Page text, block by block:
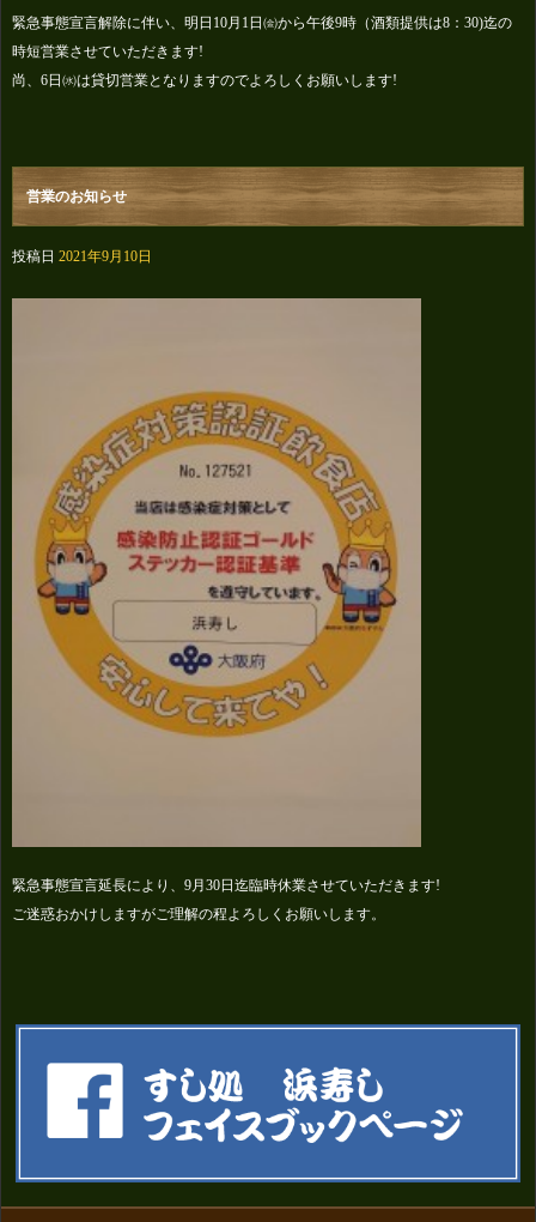
緊急事態宣言解除に伴い、明日10月1日㈮から午後9時（酒類提供は8：30)迄の
時短営業させていただきます!
尚、6日㈬は貸切営業となりますのでよろしくお願いします!
営業のお知らせ
投稿日 2021年9月10日
緊急事態宣言延長により、9月30日迄臨時休業させていただきます!
ご迷惑おかけしますがご理解の程よろしくお願いします。